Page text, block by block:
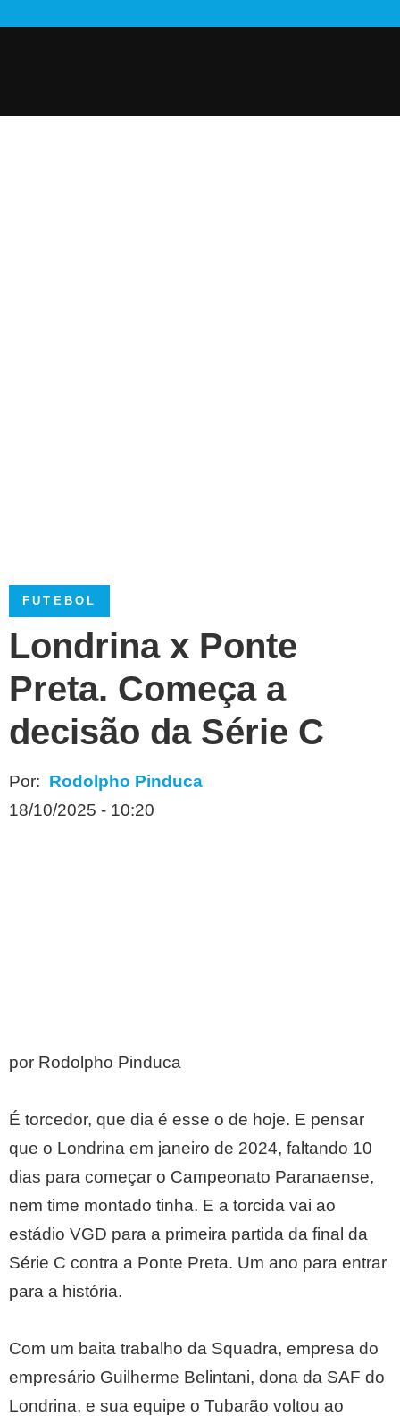
FUTEBOL
Londrina x Ponte
Preta. Começa a
decisão da Série C
Por: Rodolpho Pinduca
18/10/2025 - 10:20
por Rodolpho Pinduca
É torcedor, que dia é esse o de hoje. E pensar
que o Londrina em janeiro de 2024, faltando 10
dias para começar o Campeonato Paranaense,
nem time montado tinha. E a torcida vai ao
estádio VGD para a primeira partida da final da
Série C contra a Ponte Preta. Um ano para entrar
para a história.
Com um baita trabalho da Squadra, empresa do
empresário Guilherme Belintani, dona da SAF do
Londrina, e sua equipe o Tubarão voltou ao